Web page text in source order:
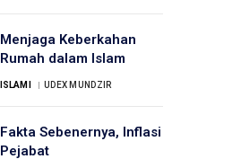
Menjaga Keberkahan
Rumah dalam Islam
ISLAMI UDEX MUNDZIR
Fakta Sebenernya, Inflasi
Pejabat